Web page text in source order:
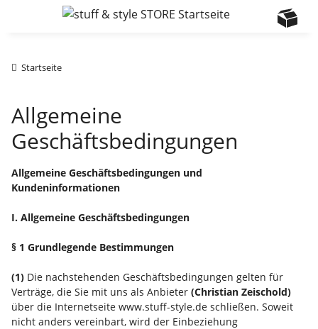
Startseite
Allgemeine
Geschäftsbedingungen
Allgemeine Geschäftsbedingungen und
Kundeninformationen
I. Allgemeine Geschäftsbedingungen
§ 1 Grundlegende Bestimmungen
(1) Die nachstehenden Geschäftsbedingungen gelten für
Verträge, die Sie mit uns als Anbieter (Christian Zeischold)
über die Internetseite www.stuff-style.de schließen. Soweit
nicht anders vereinbart, wird der Einbeziehung